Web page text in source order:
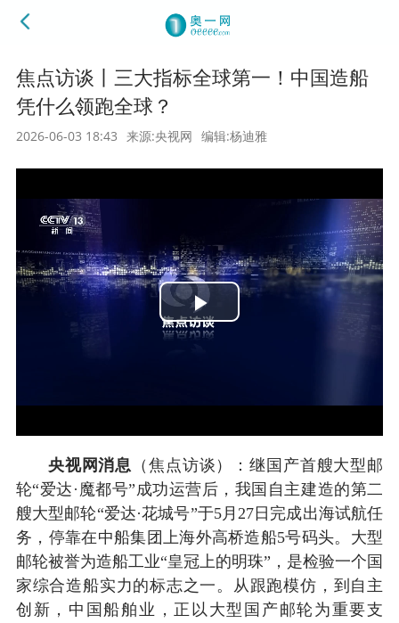
焦点访谈丨三大指标全球第一！中国造船
凭什么领跑全球？
2026-06-03 18:43 来源:央视网 编辑:杨迪雅
Play
央视网消息
（焦点访谈）：继国产首艘大型邮
轮“爱达·魔都号”成功运营后，我国自主建造的第二
艘大型邮轮“爱达·花城号”于5月27日完成出海试航任
务，停靠在中船集团上海外高桥造船5号码头。大型
邮轮被誉为造船工业“皇冠上的明珠”，是检验一个国
家综合造船实力的标志之一。从跟跑模仿，到自主
创新，中国船舶业，正以大型国产邮轮为重要支